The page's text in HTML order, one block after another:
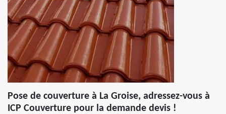
Pose de couverture à La Groise, adressez-vous à
ICP Couverture pour la demande devis !